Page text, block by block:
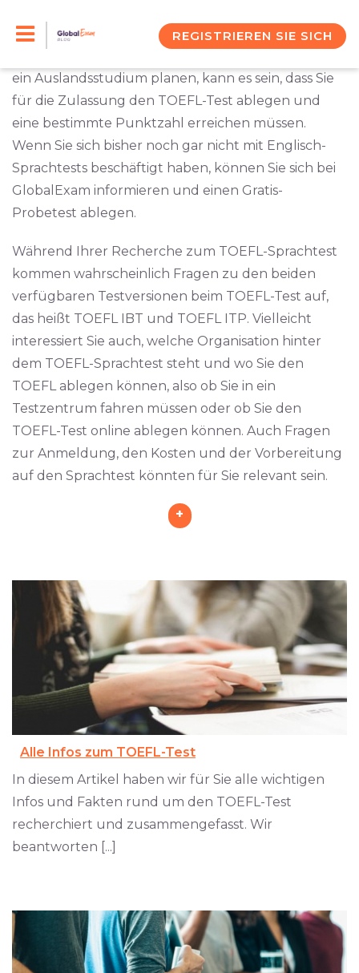
REGISTRIEREN SIE SICH
besonders im akademischen Kontext bekannt ist.
ein Auslandsstudium planen, kann es sein, dass Sie
für die Zulassung den TOEFL-Test ablegen und
eine bestimmte Punktzahl erreichen müssen.
Wenn Sie sich bisher noch gar nicht mit Englisch-
Sprachtests beschäftigt haben, können Sie sich bei
GlobalExam informieren und einen Gratis-
Probetest ablegen.
Während Ihrer Recherche zum TOEFL-Sprachtest
kommen wahrscheinlich Fragen zu den beiden
verfügbaren Testversionen beim TOEFL-Test auf,
das heißt TOEFL IBT und TOEFL ITP. Vielleicht
interessiert Sie auch, welche Organisation hinter
dem TOEFL-Sprachtest steht und wo Sie den
TOEFL ablegen können, also ob Sie in ein
Testzentrum fahren müssen oder ob Sie den
TOEFL-Test online ablegen können. Auch Fragen
zur Anmeldung, den Kosten und der Vorbereitung
auf den Sprachtest könnten für Sie relevant sein.
+
Alle Infos zum TOEFL-Test
In diesem Artikel haben wir für Sie alle wichtigen
Infos und Fakten rund um den TOEFL-Test
recherchiert und zusammengefasst. Wir
beantworten [...]